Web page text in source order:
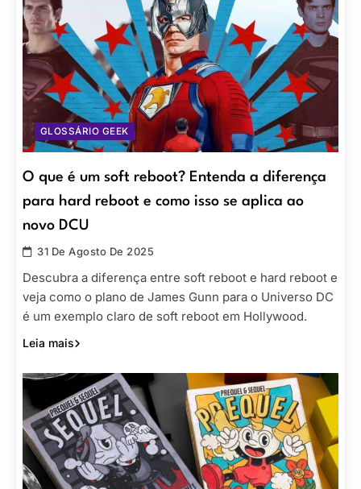
GLOSSÁRIO GEEK
O que é um soft reboot? Entenda a diferença
para hard reboot e como isso se aplica ao
novo DCU
31 De Agosto De 2025
Descubra a diferença entre soft reboot e hard reboot e
veja como o plano de James Gunn para o Universo DC
é um exemplo claro de soft reboot em Hollywood.
Leia mais